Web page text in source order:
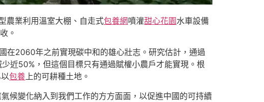
農業利用溫室大棚、自走式包養網噴灌甜心花園水車設備
。
在2060年之前實現碳中和的雄心壯志。研究估計，通過
近50%，但這個目標只有通過賦權小農戶才能實現。根
包養上的可耕種土地。
候變化納入到我們工作的方方面面，以促進中國的可持續